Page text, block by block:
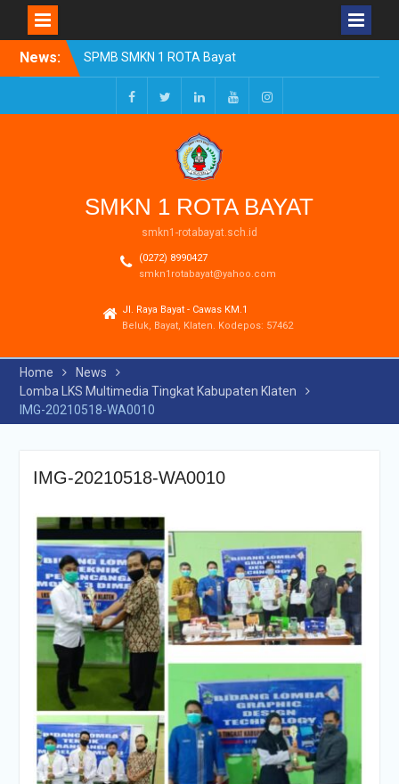
News:
SPMB SMKN 1 ROTA Bayat
Tahun Ajaran 2026/2027
Resmi Dibuka
Pengumuman Kelulusan
Tahun Ajaran 2025-2026
Realisasi Dana BOSP
Reguler Tahap 1 Tahun
FacebookTwitterLinkedInYoutubeInstagram
SMKN 1 ROTA BAYAT
smkn1-rotabayat.sch.id
(0272) 8990427
smkn1rotabayat@yahoo.com
Jl. Raya Bayat - Cawas KM.1
Beluk, Bayat, Klaten. Kodepos: 57462
Home
News
Lomba LKS Multimedia Tingkat Kabupaten Klaten
IMG-20210518-WA0010
IMG-20210518-WA0010